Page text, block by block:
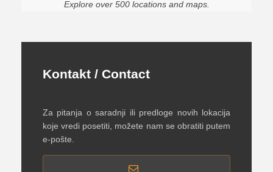
Explore over 500 locations and maps.
Kontakt / Contact
Za pitanja o saradnji ili predloge novih lokacija
koje vredi posetiti, možete nam se obratiti putem
e-pošte.